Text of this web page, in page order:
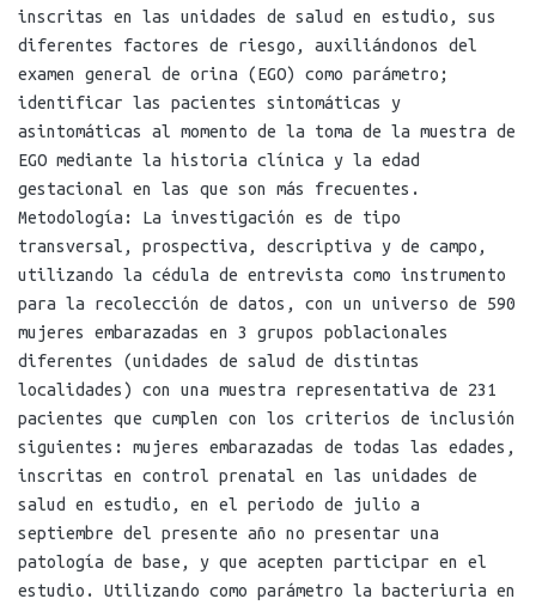
inscritas en las unidades de salud en estudio, sus
diferentes factores de riesgo, auxiliándonos del
examen general de orina (EGO) como parámetro;
identificar las pacientes sintomáticas y
asintomáticas al momento de la toma de la muestra de
EGO mediante la historia clínica y la edad
gestacional en las que son más frecuentes.
Metodología: La investigación es de tipo
transversal, prospectiva, descriptiva y de campo,
utilizando la cédula de entrevista como instrumento
para la recolección de datos, con un universo de 590
mujeres embarazadas en 3 grupos poblacionales
diferentes (unidades de salud de distintas
localidades) con una muestra representativa de 231
pacientes que cumplen con los criterios de inclusión
siguientes: mujeres embarazadas de todas las edades,
inscritas en control prenatal en las unidades de
salud en estudio, en el periodo de julio a
septiembre del presente año no presentar una
patología de base, y que acepten participar en el
estudio. Utilizando como parámetro la bacteriuria en